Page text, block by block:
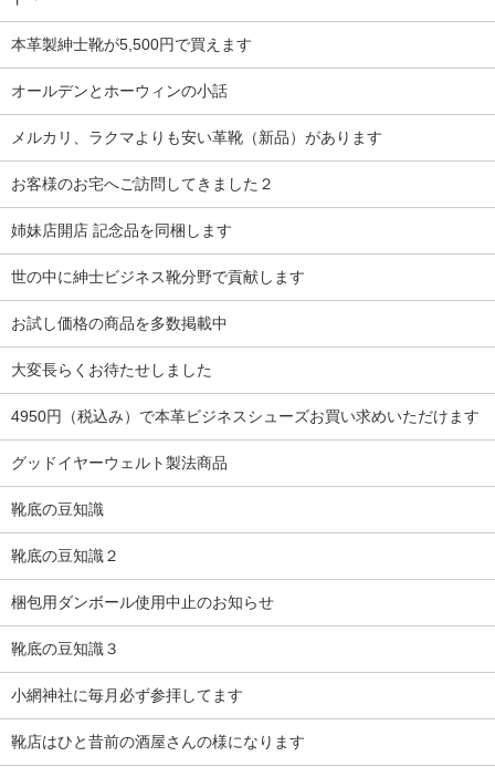
本革製紳士靴が5,500円で買えます
オールデンとホーウィンの小話
メルカリ、ラクマよりも安い革靴（新品）があります
お客様のお宅へご訪問してきました２
姉妹店開店 記念品を同梱します
世の中に紳士ビジネス靴分野で貢献します
お試し価格の商品を多数掲載中
大変長らくお待たせしました
4950円（税込み）で本革ビジネスシューズお買い求めいただけます
グッドイヤーウェルト製法商品
靴底の豆知識
靴底の豆知識２
梱包用ダンボール使用中止のお知らせ
靴底の豆知識３
小網神社に毎月必ず参拝してます
靴店はひと昔前の酒屋さんの様になります